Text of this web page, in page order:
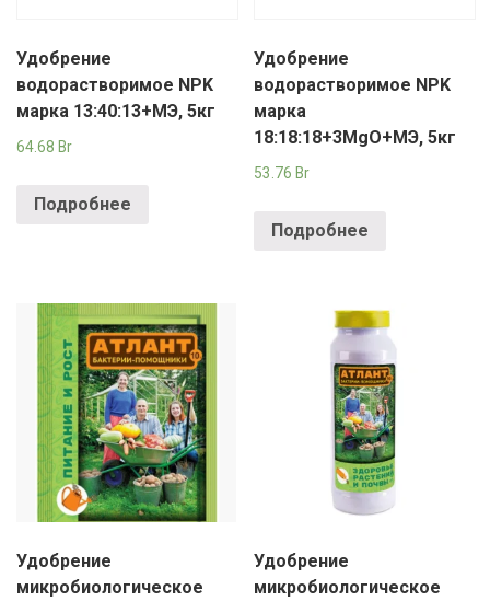
Удобрение
водорастворимое NPK
марка 13:40:13+МЭ, 5кг
64.68 Br
Подробнее
Удобрение
водорастворимое NPK
марка
18:18:18+3MgO+МЭ, 5кг
53.76 Br
Подробнее
Удобрение
микробиологическое
Удобрение
микробиологическое